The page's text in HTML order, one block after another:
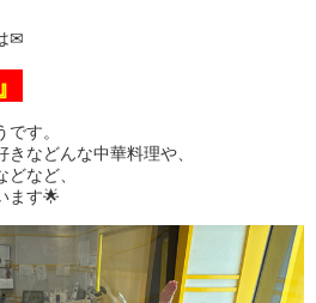
✉
す。
などんな中華料理や、
など、
ます🌟